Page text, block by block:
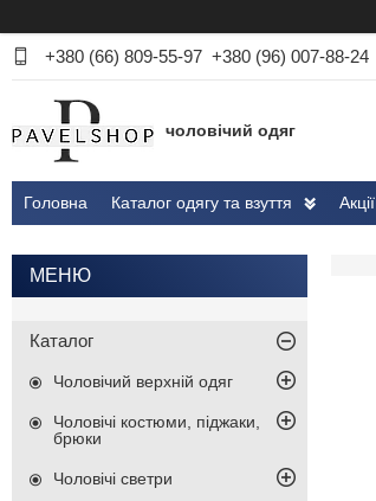
+380 (66) 809-55-97 +380 (96) 007-88-24
чоловічий одяг
Головна Каталог одягу та взуття Акції
Каталог
Чоловічий верхній одяг
Чоловічі костюми, піджаки,
брюки
Чоловічі светри